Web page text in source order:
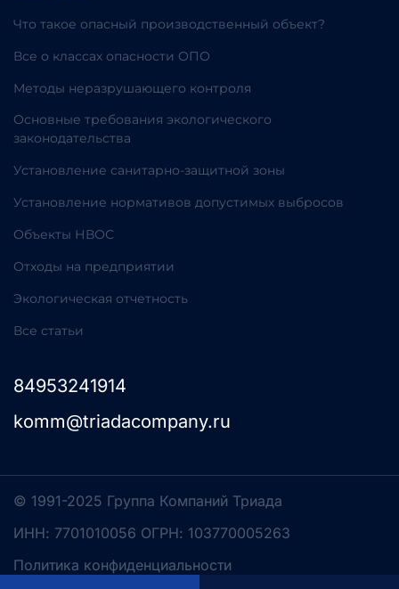
Что такое опасный производственный объект?
Все о классах опасности ОПО
Методы неразрушающего контроля
Основные требования экологического
законодательства
Установление санитарно-защитной зоны
Установление нормативов допустимых выбросов
Объекты НВОС
Отходы на предприятии
Экологическая отчетность
Все статьи
84953241914
komm@triadacompany.ru
© 1991-2025 Группа Компаний Триада
ИНН: 7701010056 ОГРН: 103770005263
Политика конфиденциальности